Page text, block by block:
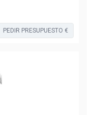
PEDIR PRESUPUESTO €